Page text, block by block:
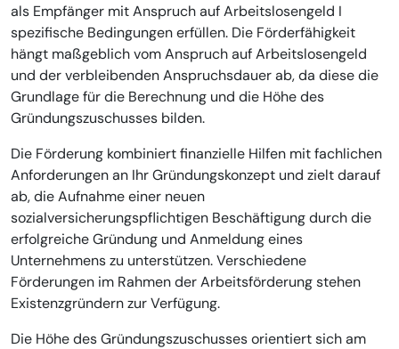
als Empfänger mit Anspruch auf Arbeitslosengeld I
spezifische Bedingungen erfüllen. Die Förderfähigkeit
hängt maßgeblich vom Anspruch auf Arbeitslosengeld
und der verbleibenden Anspruchsdauer ab, da diese die
Grundlage für die Berechnung und die Höhe des
Gründungszuschusses bilden.
Die Förderung kombiniert finanzielle Hilfen mit fachlichen
Anforderungen an Ihr Gründungskonzept und zielt darauf
ab, die Aufnahme einer neuen
sozialversicherungspflichtigen Beschäftigung durch die
erfolgreiche Gründung und Anmeldung eines
Unternehmens zu unterstützen. Verschiedene
Förderungen im Rahmen der Arbeitsförderung stehen
Existenzgründern zur Verfügung.
Die Höhe des Gründungszuschusses orientiert sich am